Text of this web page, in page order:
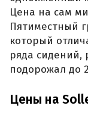
Цена на сам
Пятиместный
который
ряда сидений,
подорожал до
Цены на